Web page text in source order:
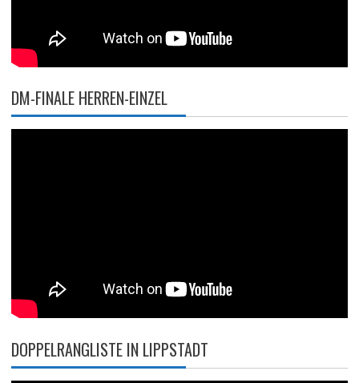
DM-FINALE HERREN-EINZEL
DOPPELRANGLISTE IN LIPPSTADT